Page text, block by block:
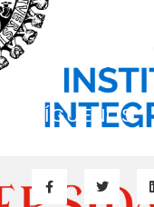
SÍGUENOS